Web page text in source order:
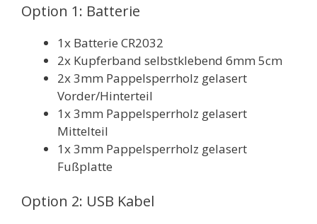
Option 1: Batterie
1x Batterie CR2032
2x Kupferband selbstklebend 6mm 5cm
2x 3mm Pappelsperrholz gelasert
Vorder/Hinterteil
1x 3mm Pappelsperrholz gelasert
Mittelteil
1x 3mm Pappelsperrholz gelasert
Fußplatte
Option 2: USB Kabel